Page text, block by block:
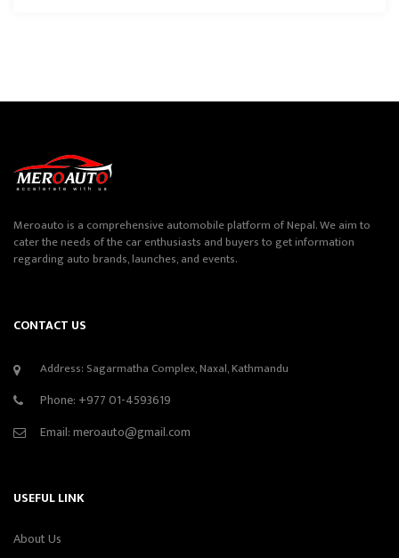
Meroauto is a comprehensive automobile platform of Nepal. We aim to
cater the needs of the car enthusiasts and buyers to get information
regarding auto brands, launches, and events.
CONTACT US
Address: Sagarmatha Complex, Naxal, Kathmandu
Phone: +977 01-4593619
Email:meroauto@gmail.com
USEFUL LINK
About Us